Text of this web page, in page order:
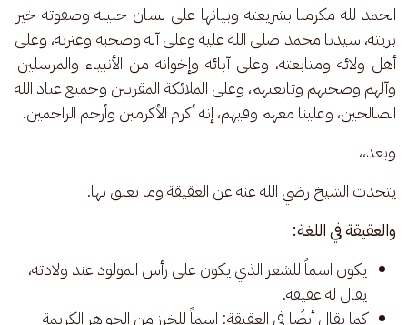
الحمد لله مكرمنا بشريعته وبيانها على لسان حبيبه وصفوته خير
بريته، سيدنا محمد صلى الله عليه وعلى آله وصحبه وعترته، وعلى
أهل ولائه ومتابعته، وعلى آبائه وإخوانه من الأنبياء والمرسلين
وآلهم وصحبهم وتابعيهم، وعلى الملائكة المقربين وجميع عباد الله
الصالحين، وعلينا معهم وفيهم، إنه أكرم الأكرمين وأرحم الراحمين.
وبعد،،
يتحدث الشيخ رضي الله عنه عن العقيقة وما تعلق بها.
والعقيقة في اللغة:
يكون اسماً للشعر الذي يكون على رأس المولود عند ولادته،
يقال له عقيقة.
كما يقال أيضًا في العقيقة: اسماً للخرز من الجواهر الكريمة